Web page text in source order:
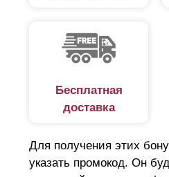
Бесплатная
доставка
Для получения этих
указать промокод. Он